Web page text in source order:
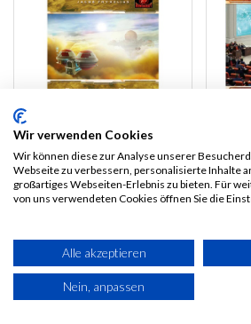
Terraforming Mars:
Nächster Halt
Venus
Wir verwenden Cookies
Wir können diese zur Analyse unserer
Webseite zu verbessern, personalisierte Inhalte
großartiges Webseiten-Erlebnis zu bieten. Für
von uns verwendeten Cookies öffnen Sie die
Alle akzeptieren
Nein, anpassen